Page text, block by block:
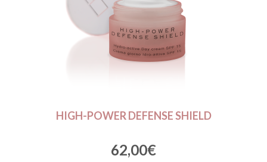
HIGH-POWER DEFENSE SHIELD
62,00€